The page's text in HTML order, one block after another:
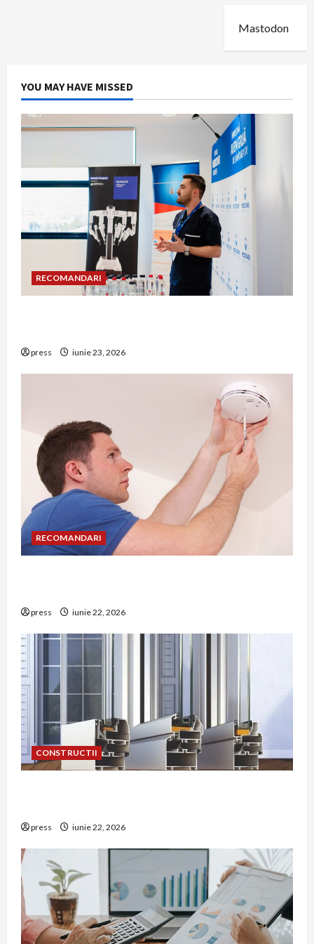
Mastodon
YOU MAY HAVE MISSED
RECOMANDARI
press iunie 23, 2026
RECOMANDARI
press iunie 22, 2026
CONSTRUCTII
press iunie 22, 2026